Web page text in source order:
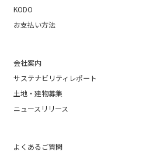
KODO
お支払い方法
会社案内
サステナビリティレポート
土地・建物募集
ニュースリリース
よくあるご質問